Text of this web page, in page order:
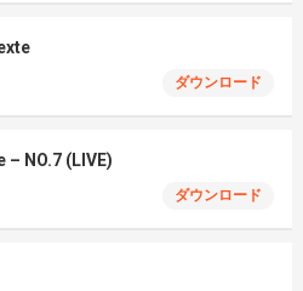
ダウンロード
– NO.7 (LIVE)
ダウンロード